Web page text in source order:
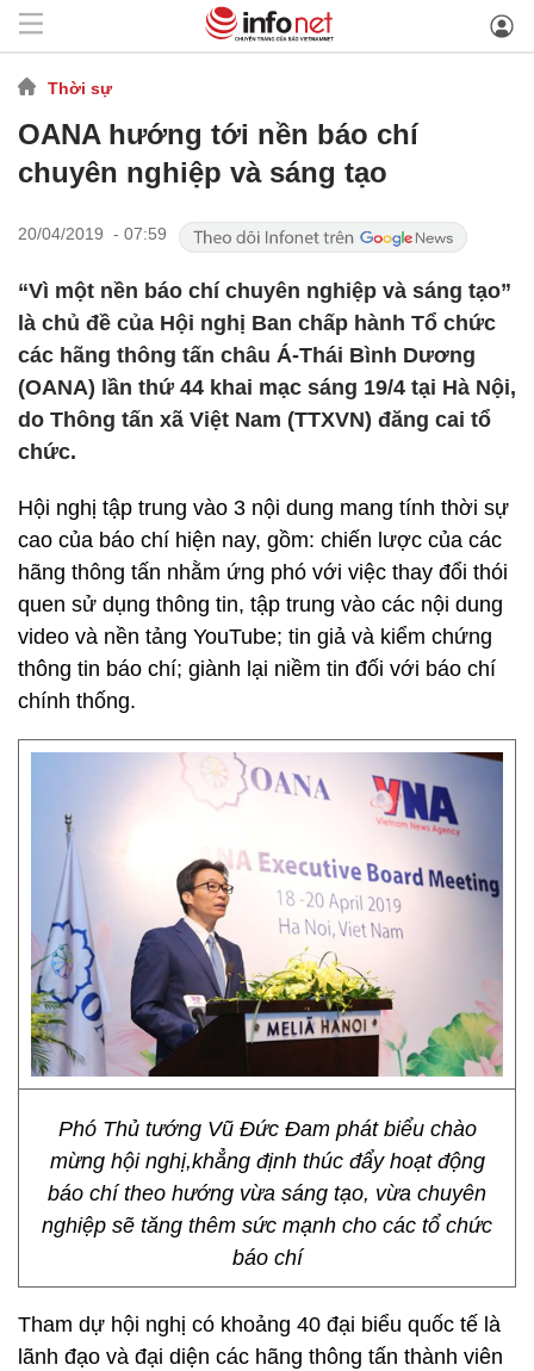
Thời sự
OANA hướng tới nền báo chí
chuyên nghiệp và sáng tạo
20/04/2019 - 07:59
“Vì một nền báo chí chuyên nghiệp và sáng tạo”
là chủ đề của Hội nghị Ban chấp hành Tổ chức
các hãng thông tấn châu Á-Thái Bình Dương
(OANA) lần thứ 44 khai mạc sáng 19/4 tại Hà Nội,
do Thông tấn xã Việt Nam (TTXVN) đăng cai tổ
chức.
Hội nghị tập trung vào 3 nội dung mang tính thời sự
cao của báo chí hiện nay, gồm: chiến lược của các
hãng thông tấn nhằm ứng phó với việc thay đổi thói
quen sử dụng thông tin, tập trung vào các nội dung
video và nền tảng YouTube; tin giả và kiểm chứng
thông tin báo chí; giành lại niềm tin đối với báo chí
chính thống.
Phó Thủ tướng Vũ Đức Đam phát biểu chào
mừng hội nghị,khẳng định thúc đẩy hoạt động
báo chí theo hướng vừa sáng tạo, vừa chuyên
nghiệp sẽ tăng thêm sức mạnh cho các tổ chức
báo chí
Tham dự hội nghị có khoảng 40 đại biểu quốc tế là
lãnh đạo và đại diện các hãng thông tấn thành viên